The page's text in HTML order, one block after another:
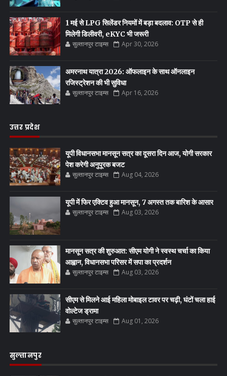
1 मई से LPG सिलेंडर नियमों में बड़ा बदलाव: OTP से ही
मिलेगी डिलीवरी, eKYC भी जरूरी
सुल्तानपुर टाइम्स Apr 30, 2026
अमरनाथ यात्रा 2026: ऑफलाइन के साथ ऑनलाइन
रजिस्ट्रेशन की भी सुविधा
सुल्तानपुर टाइम्स Apr 16, 2026
उत्तर प्रदेश
यूपी विधानसभा मानसून सत्र का दूसरा दिन आज, योगी सरकार
पेश करेगी अनुपूरक बजट
सुल्तानपुर टाइम्स Aug 04, 2026
यूपी में फिर एक्टिव हुआ मानसून, 7 अगस्त तक बारिश के आसार
सुल्तानपुर टाइम्स Aug 03, 2026
मानसून सत्र की शुरुआत: सीएम योगी ने स्वस्थ चर्चा का किया
आह्वान, विधानसभा परिसर में सपा का प्रदर्शन
सुल्तानपुर टाइम्स Aug 03, 2026
सीएम से मिलने आई महिला मोबाइल टावर पर चढ़ी, घंटों चला हाई
वोल्टेज ड्रामा
सुल्तानपुर टाइम्स Aug 01, 2026
सुल्तानपुर